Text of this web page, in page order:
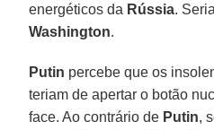
energéticos da Rússia.
Washington.
Putin percebe que os
teriam de apertar o botão
face. Ao contrário de Putin,